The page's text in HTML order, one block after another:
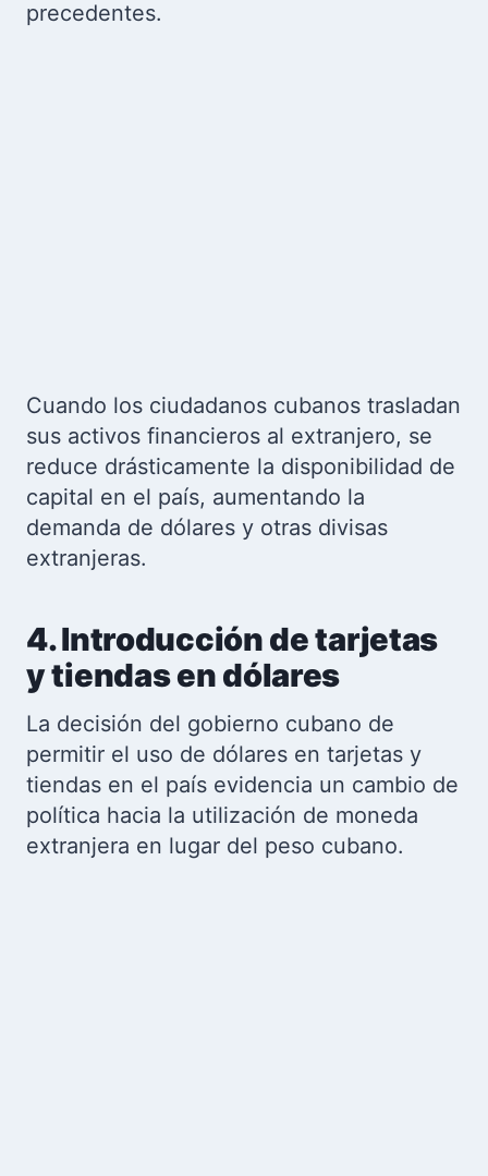
precedentes.
Cuando los ciudadanos cubanos trasladan
sus activos financieros al extranjero, se
reduce drásticamente la disponibilidad de
capital en el país, aumentando la
demanda de dólares y otras divisas
extranjeras.
4. Introducción de tarjetas
y tiendas en dólares
La decisión del gobierno cubano de
permitir el uso de dólares en tarjetas y
tiendas en el país evidencia un cambio de
política hacia la utilización de moneda
extranjera en lugar del peso cubano.